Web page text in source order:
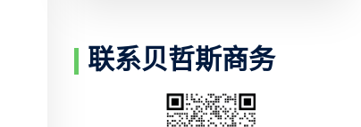
联系贝哲斯商务